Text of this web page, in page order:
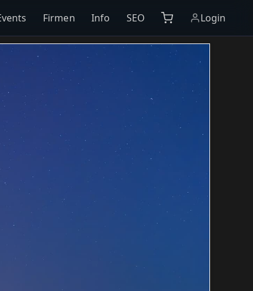
Firmen Info SEO Login